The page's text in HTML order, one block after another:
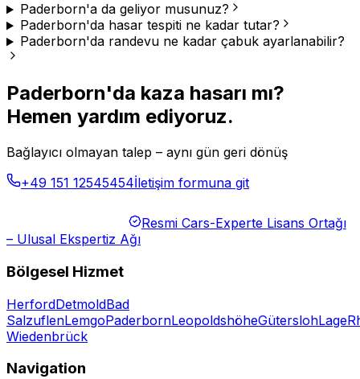
Paderborn'a da geliyor musunuz?
Paderborn'da hasar tespiti ne kadar tutar?
Paderborn'da randevu ne kadar çabuk ayarlanabilir?
Paderborn'da kaza hasarı mı?
Hemen yardım ediyoruz.
Bağlayıcı olmayan talep – aynı gün geri dönüş
+49 151 12545454İletişim formuna git
Resmi Cars-Experte Lisans Ortağı
– Ulusal Ekspertiz Ağı
Bölgesel Hizmet
HerfordDetmoldBad
SalzuflenLemgoPaderbornLeopoldshöheGüterslohLage
Wiedenbrück
Navigation